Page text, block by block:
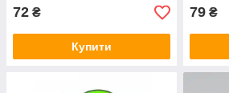
72 ₴
Купити
79 ₴